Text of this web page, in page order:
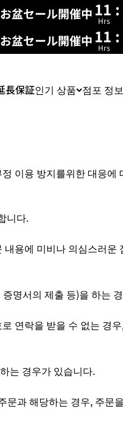
盆セール開催中 11 :
Hrs
盆セール開催中 11 :
Hrs
長保証인기 상품 점포 정보
이용 방지를위한 대응에
니다.
용에 미비나 의심스러운
명서의 제출 등)을 하는
연락을 받을 수 없는 경
는 경우가 있습니다.
문과 해당하는 경우, 주문